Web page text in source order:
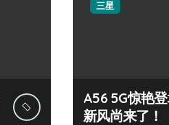
三星
A56 5G惊艳
新风尚来了！